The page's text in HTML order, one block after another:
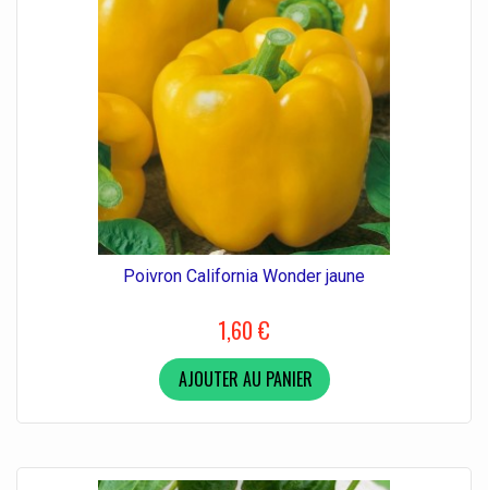
Poivron California Wonder jaune
1,60 €
AJOUTER AU PANIER